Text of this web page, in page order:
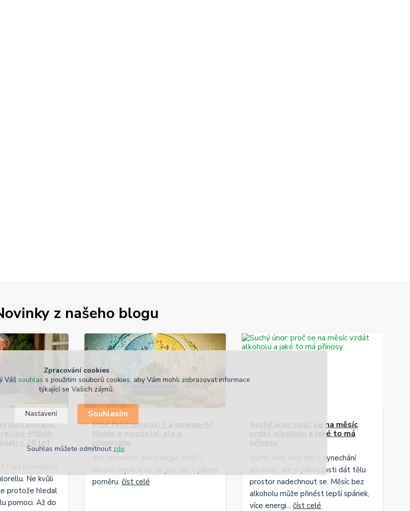
z našeho blogu
potravinami,
Příběh
o 20 let
let pravidelně
Ne kvůli
protože hledal
pomoci. Až do
Proč řešit omega-3 a omega-6?
Nejde o množství, ale o
rovnováhu
Jíte normálně, ale energie chybí?
Možná nejde o to, co jíte, ale v jakém
poměru. číst celé
Suchý únor: proč se na měsíc
vzdát alkoholu a jaké to má
přínosy
Suchý únor není jen o vynechání
alkoholu, ale o příležitosti dát tělu
prostor nadechnout se. Měsíc bez
alkoholu může přinést lepší spánek,
více energi...číst celé
Zpracování cookies
Váš souhlas s použitím souborů cookies, aby Vám mohli zobrazovat informace
týkající se Vašich zájmů.
Nastavení Souhlasím
Souhlas můžete odmítnoutzde.